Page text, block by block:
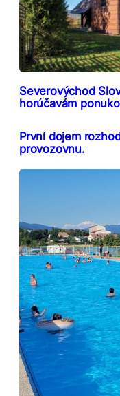
Severovýchod
horúčavám
První dojem
provozovnu.